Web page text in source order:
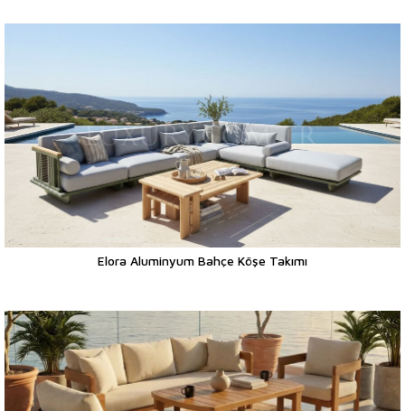
Elora Aluminyum Bahçe Köşe Takımı